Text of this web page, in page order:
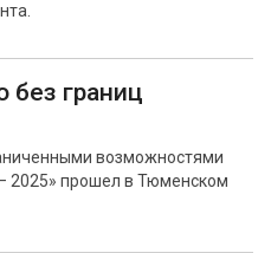
без границ
возможностями
2025» прошел в Тюменском